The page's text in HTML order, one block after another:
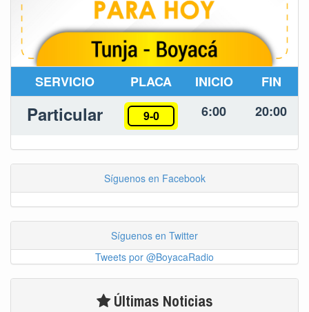
SERVICIO PLACA INICIO FIN
Particular 9-0 6:00 20:00
Síguenos en Facebook
Síguenos en Twitter
Tweets por @BoyacaRadio
Últimas Noticias